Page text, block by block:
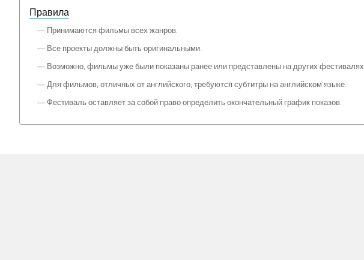
Правила
— Принимаются фильмы всех жанров.
— Все проекты должны быть оригинальными.
— Возможно, фильмы уже были показаны ранее или представлены на других фестивалях.
— Для фильмов, отличных от английского, требуются субтитры на английском языке.
— Фестиваль оставляет за собой право определить окончательный график показов.